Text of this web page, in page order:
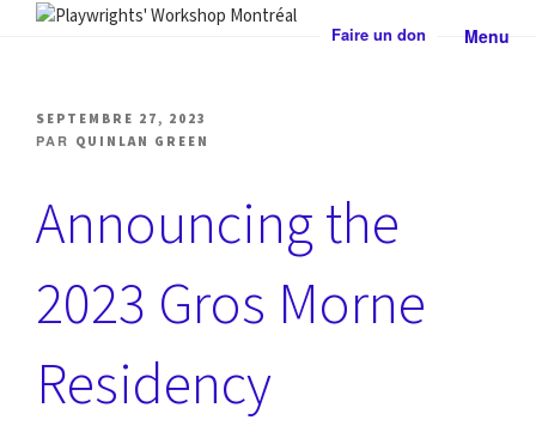
Faire un don
PLAYWRIGHTS' WORKSHOP
PUBLIÉ
LE
SEPTEMBRE 27, 2023
PAR QUINLAN GREEN
Announcing the
2023 Gros Morne
Residency
Menu